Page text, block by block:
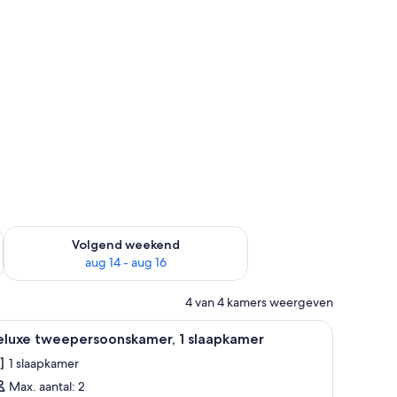
weekend aug 7 - aug 9
Volgend weekend
aug 14 - aug 16
De beschikbaarheid controleren voor volgend weekend aug
4 van 4 kamers weergeven
houten hoofdbord, een nachtkastje met een telefoon, en een raam met
Een hotelkamer met een groot bed, een
5 tweepersoonskamer, 1 slaapkamer
1 slaapkamer
Max. aantal: 2